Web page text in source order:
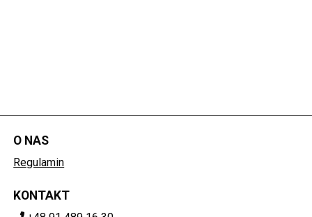
O NAS
Regulamin
KONTAKT